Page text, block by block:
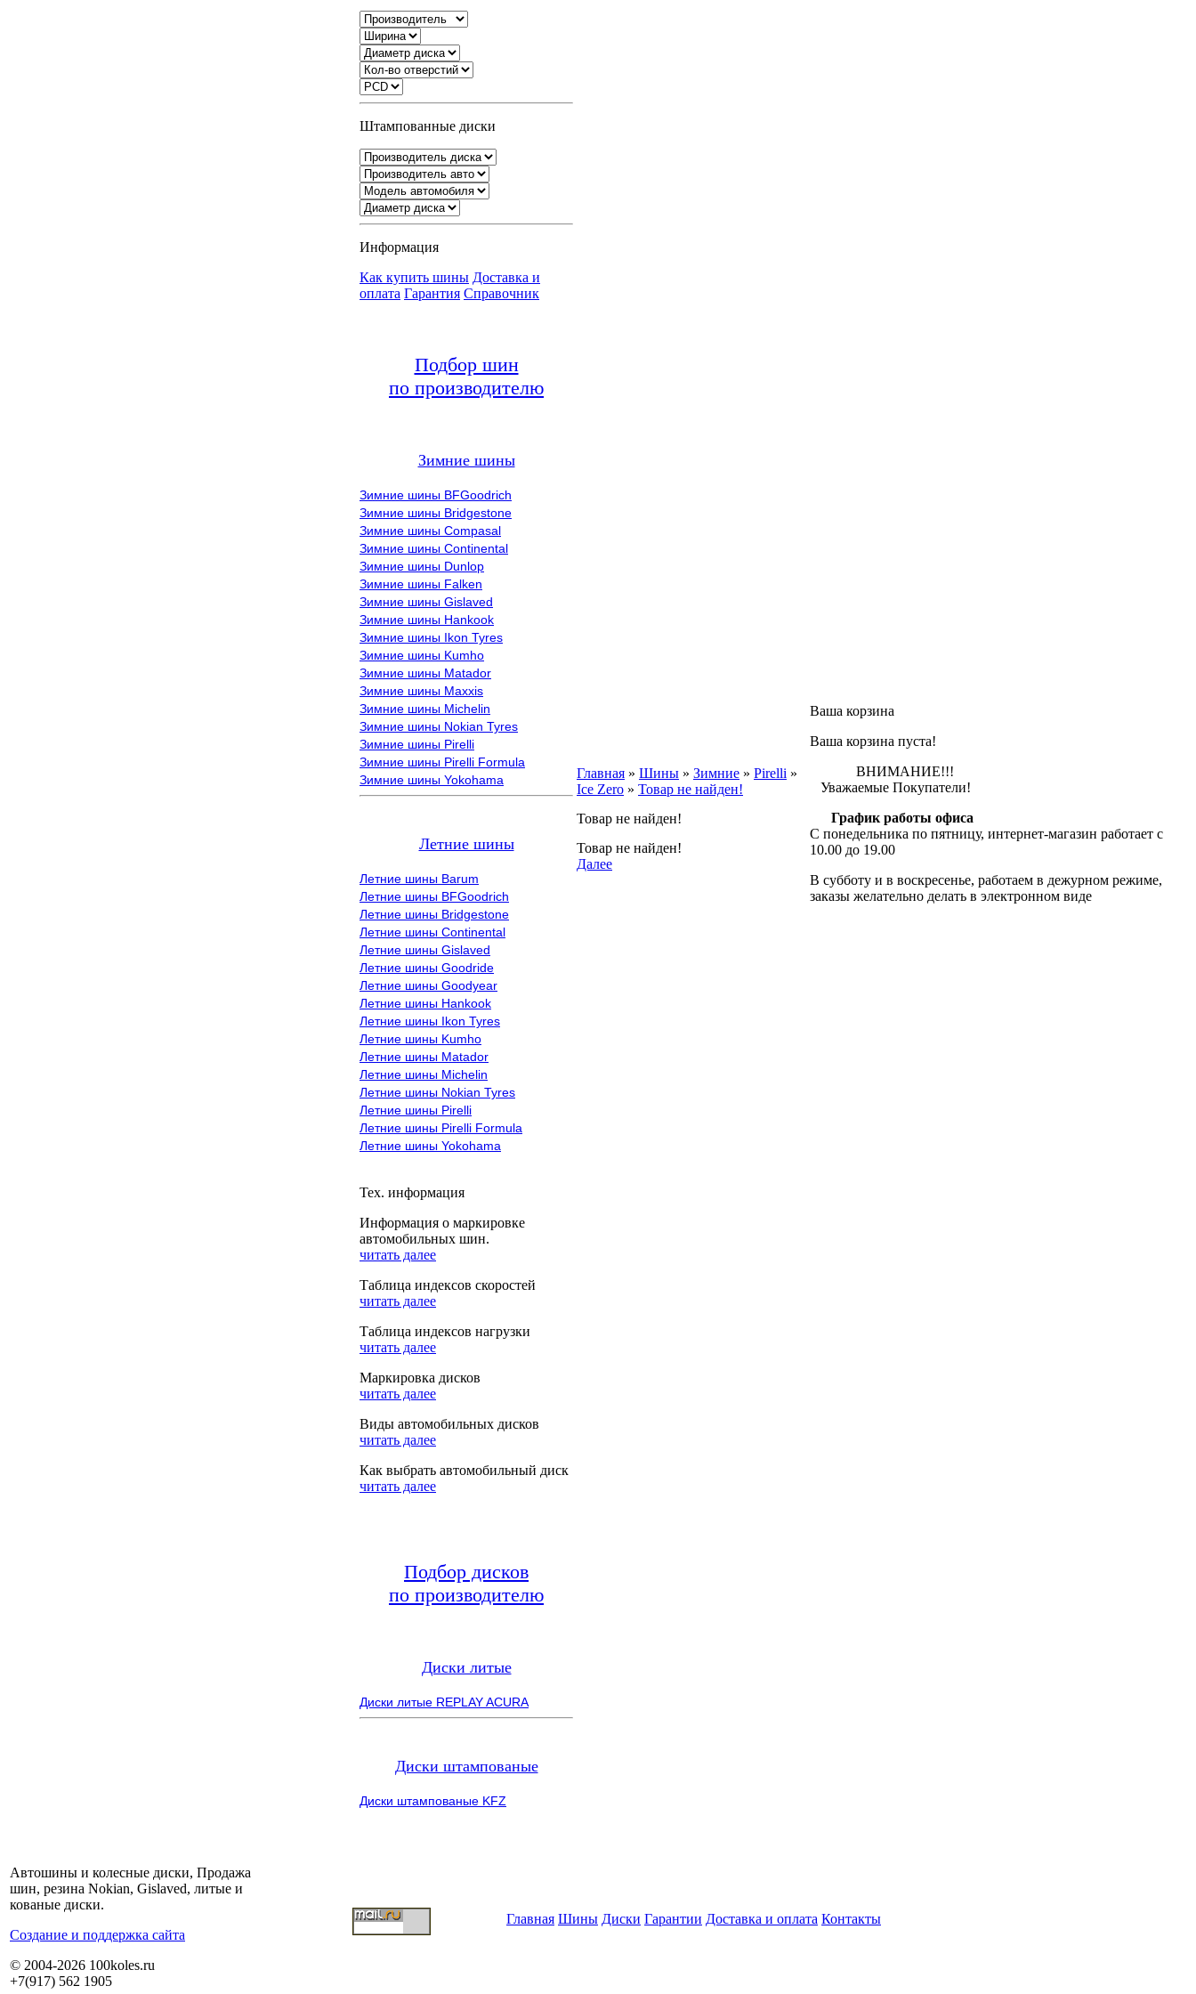
Штампованные диски
Информация
Как купить шины Доставка и
оплата Гарантия Справочник
Подбор шин
по производителю
Зимние шины
Зимние шины BFGoodrich
Зимние шины Bridgestone
Зимние шины Compasal
Зимние шины Continental
Зимние шины Dunlop
Зимние шины Falken
Зимние шины Gislaved
Зимние шины Hankook
Зимние шины Ikon Tyres
Зимние шины Kumho
Зимние шины Matador
Зимние шины Maxxis
Зимние шины Michelin
Зимние шины Nokian Tyres
Зимние шины Pirelli
Зимние шины Pirelli Formula
Зимние шины Yokohama
Летние шины
Летние шины Barum
Летние шины BFGoodrich
Летние шины Bridgestone
Летние шины Continental
Летние шины Gislaved
Летние шины Goodride
Летние шины Goodyear
Летние шины Hankook
Летние шины Ikon Tyres
Летние шины Kumho
Летние шины Matador
Летние шины Michelin
Летние шины Nokian Tyres
Летние шины Pirelli
Летние шины Pirelli Formula
Летние шины Yokohama
Тех. информация
Информация о маркировке
автомобильных шин.
читать далее
Таблица индексов скоростей
читать далее
Таблица индексов нагрузки
читать далее
Маркировка дисков
читать далее
Виды автомобильных дисков
читать далее
Как выбрать автомобильный диск
читать далее
Подбор дисков
по производителю
Диски литые
Диски литые REPLAY ACURA
Диски штампованые
Диски штампованые KFZ
Главная » Шины » Зимние » Pirelli »
Ice Zero » Товар не найден!
Товар не найден!
Товар не найден!
Далее
Ваша корзина
Ваша корзина пуста!
ВНИМАНИЕ!!!
Уважаемые Покупатели!
График работы офиса
С понедельника по пятницу, интернет-магазин работает с
10.00 до 19.00
В субботу и в воскресенье, работаем в дежурном режиме,
заказы желательно делать в электронном виде
Автошины и колесные диски, Продажа
шин, резина Nokian, Gislaved, литые и
кованые диски.
Cоздание и поддержка сайта
© 2004-2026 100koles.ru
+7(917) 562 1905
Главная Шины Диски Гарантии Доставка и оплата Контакты